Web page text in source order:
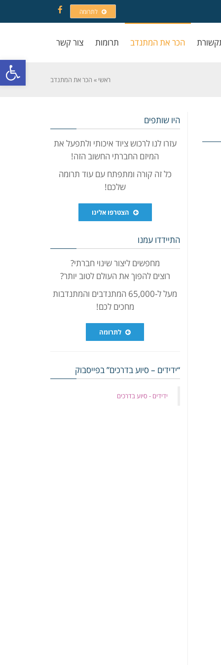
פתח
לתרומה
Facebook
הכר את המתנדב תרומות צור קשר
ראשי » הכר את המתנדב
היו שותפים
עזרו לנו לרכוש ציוד איכותי ולתפעל את
המיזם החברתי החשוב הזה!
כל זה קורה ומתפתח עם עוד תרומה
שלכם!
הצטרפו אלינו
התיידדו עמנו
מחפשים ליצור שינוי חברתי?
רוצים להפוך את העולם לטוב יותר?
מעל ל-65,000 המתנדבים והמתנדבות
מחכים לכם!
לתרומה
“ידידים – סיוע בדרכים” בפייסבוק
‏ידידים - סיוע בדרכים